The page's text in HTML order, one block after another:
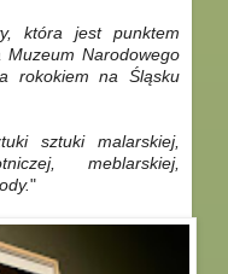
która jest punktem
Muzeum Narodowego
rokokiem na Śląsku
sztuki malarskiej,
meblarskiej,
"